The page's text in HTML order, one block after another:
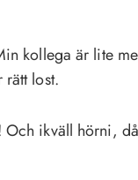
kollega är lite
lost.
ikväll hörni,